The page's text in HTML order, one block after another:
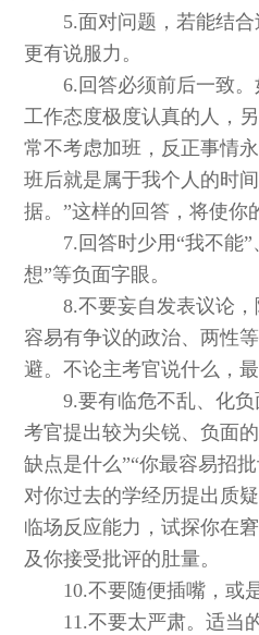
5.面对问题，若能结合
更有说服力。
6.回答必须前后一致。
工作态度极度认真的人，
常不考虑加班，反正事情
班后就是属于我个人的时
据。”这样的回答，将使你
7.回答时少用“我不能”
想”等负面字眼。
8.不要妄自发表议论，
容易有争议的政治、两性
避。不论主考官说什么，
9.要有临危不乱、化负
考官提出较为尖锐、负面
缺点是什么”“你最容易招
对你过去的学经历提出质
临场反应能力，试探你在
及你接受批评的肚量。
10.不要随便插嘴，或是
11.不要太严肃。适当